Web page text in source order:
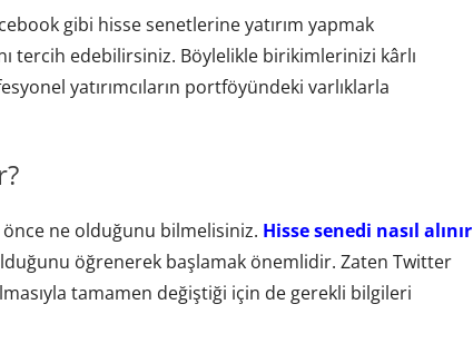
gibi hisse senetlerine yatırım yapmak
tercih edebilirsiniz. Böylelikle birikimlerinizi kârlı
yatırımcıların portföyündeki varlıklarla
önce ne olduğunu bilmelisiniz. Hisse senedi nasıl alınır
öğrenerek başlamak önemlidir. Zaten Twitter
tamamen değiştiği için de gerekli bilgileri